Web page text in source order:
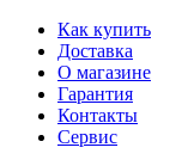
Как купить
Доставка
О магазине
Гарантия
Контакты
Сервис